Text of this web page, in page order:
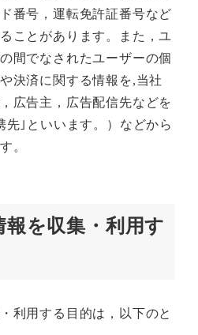
番号，運転免許証番号など
ことがあります。また，ユ
間でなされたユーザーの個
決済に関する情報を,当社
広告主，広告配信先などを
先｣といいます。）などから
。
報を収集・利用す
利用する目的は，以下のと